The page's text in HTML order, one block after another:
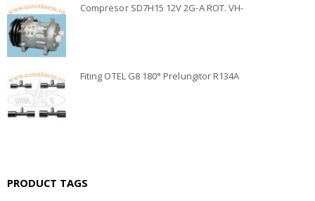
Compresor SD7H15 12V 2G-A ROT. VH-
Fiting OTEL G8 180° Prelungitor R134A
PRODUCT TAGS